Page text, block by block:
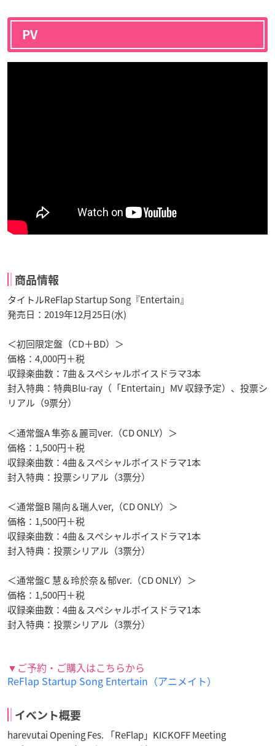
PV
商品情報
タイトルReFlap Startup Song『Entertain』
発売日：2019年12月25日(水)
＜初回限定盤（CD＋BD）＞
価格：4,000円＋税
収録楽曲数：7曲＆スペシャルボイスドラマ3本
封入特典：特典Blu-ray（「Entertain」MV 収録予定）、投票シ
リアル（9票分）
＜通常盤A 隼弥＆麗司ver.（CD ONLY）＞
価格：1,500円＋税
収録楽曲数：4曲＆スペシャルボイスドラマ1本
封入特典：投票シリアル（3票分）
＜通常盤B 陽向＆瑞人ver,（CD ONLY）＞
価格：1,500円＋税
収録楽曲数：4曲＆スペシャルボイスドラマ1本
封入特典：投票シリアル（3票分）
＜通常盤C 慧＆玲於奈＆郁ver.（CD ONLY）＞
価格：1,500円＋税
収録楽曲数：4曲＆スペシャルボイスドラマ1本
封入特典：投票シリアル（3票分）
▼ご予約・ご購入はこちらから
ReFlap Startup Song Entertain（アニメイト）
イベント概要
harevutai Opening Fes. 「ReFlap」KICKOFF Meeting